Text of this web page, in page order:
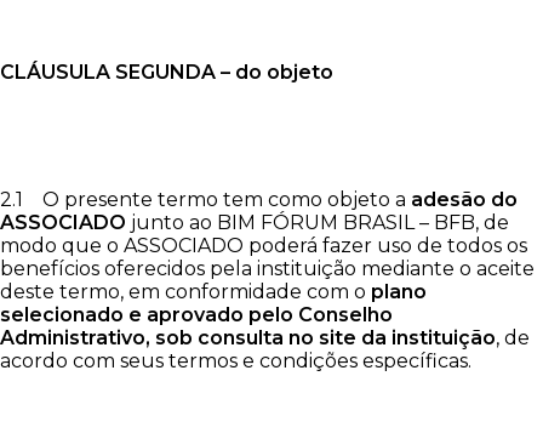
CLÁUSULA SEGUNDA – do objeto
2.1 O presente termo tem como objeto a adesão do
ASSOCIADO junto ao BIM FÓRUM BRASIL – BFB, de
modo que o ASSOCIADO poderá fazer uso de todos os
benefícios oferecidos pela instituição mediante o aceite
deste termo, em conformidade com o plano
selecionado e aprovado pelo Conselho
Administrativo, sob consulta no site da instituição, de
acordo com seus termos e condições específicas.